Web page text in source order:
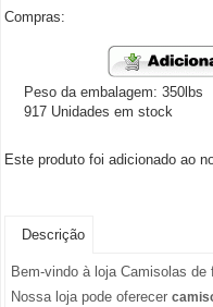
Compras:
Peso da embalagem: 350lbs
917 Unidades em stock
Este produto foi adicionado ao
Descrição
Bem-vindo à loja Camisolas de
Nossa loja pode oferecer